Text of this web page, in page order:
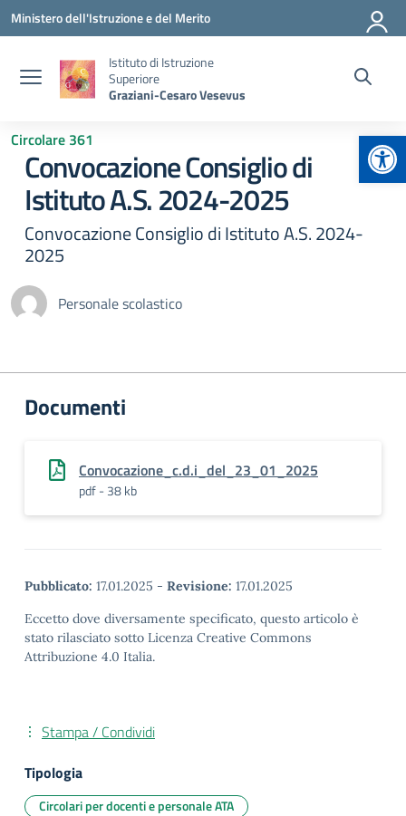
Vai ai contenuti
Vai al menu di navigazione
Vai al footer
Ministero dell'Istruzione e del Merito
Istituto di Istruzione
Superiore
Graziani-Cesaro Vesevus
Circolare 361
Convocazione Consiglio di
Istituto A.S. 2024-2025
Convocazione Consiglio di Istituto A.S. 2024-
2025
Personale scolastico
Documenti
Convocazione_c.d.i_del_23_01_2025
pdf - 38 kb
Pubblicato: 17.01.2025 - Revisione: 17.01.2025
Eccetto dove diversamente specificato, questo articolo è
stato rilasciato sotto Licenza Creative Commons
Attribuzione 4.0 Italia.
Stampa / Condividi
Tipologia
Circolari per docenti e personale ATA